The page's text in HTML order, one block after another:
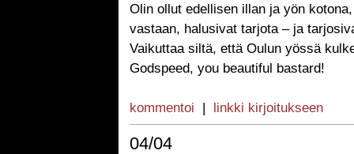
Olin ollut edellisen illan ja yön
vastaan, halusivat tarjota – ja
Vaikuttaa siltä, että Oulun yössä
Godspeed, you beautiful bastard!
kommentoi | linkki kirjoitukseen
04/04